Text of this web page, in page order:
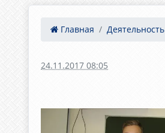
Главная Деятельность
24.11.2017 08:05